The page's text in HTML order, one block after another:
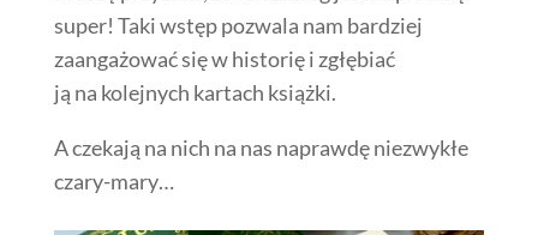
super! Taki wstęp pozwala nam bardziej
zaangażować się w historię i zgłębiać
ją na kolejnych kartach książki.
A czekają na nich na nas naprawdę niezwykłe
czary-mary…